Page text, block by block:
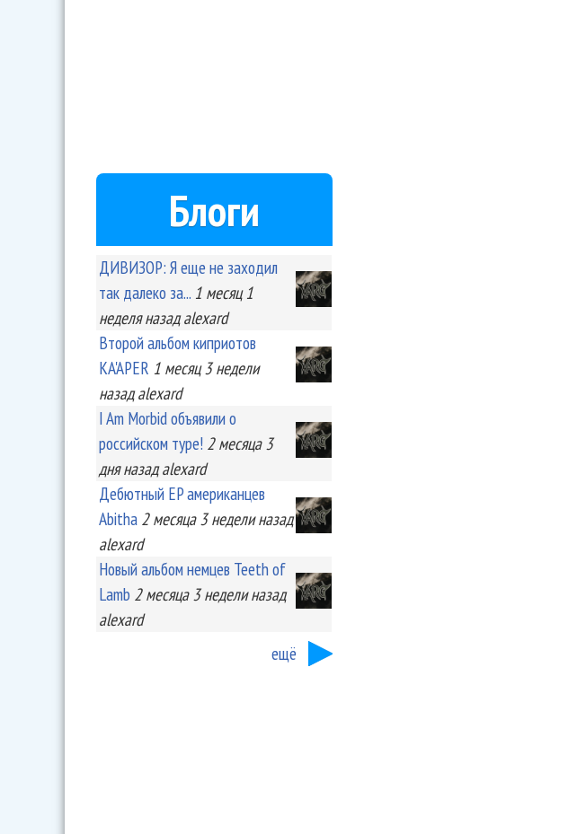
Блоги
ДИВИЗОР: Я еще не заходил
так далеко за... 1 месяц 1
неделяназад alexard
Второй альбом киприотов
KA'APER 1 месяц 3 недели
назад alexard
I Am Morbid объявили о
российском туре! 2 месяца 3
дняназад alexard
Дебютный EP американцев
Abitha 2 месяца 3 неделиназад
alexard
Новый альбом немцев Teeth of
Lamb 2 месяца 3 неделиназад
alexard
ещё